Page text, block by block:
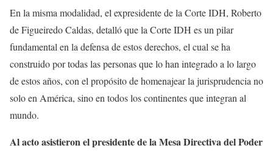
En la misma modalidad, el expresidente de la Corte IDH, Roberto
de Figueiredo Caldas, detalló que la Corte IDH es un pilar
fundamental en la defensa de estos derechos, el cual se ha
construido por todas las personas que lo han integrado a lo largo
de estos años, con el propósito de homenajear la jurisprudencia no
solo en América, sino en todos los continentes que integran al
mundo.
Al acto asistieron el presidente de la Mesa Directiva del Poder